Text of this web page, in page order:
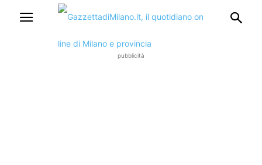
pubblicità